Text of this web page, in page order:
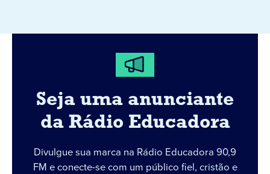
Seja uma anunciante
da Rádio Educadora
Divulgue sua marca na Rádio Educadora 90,9
FM e conecte-se com um público fiel, cristão e